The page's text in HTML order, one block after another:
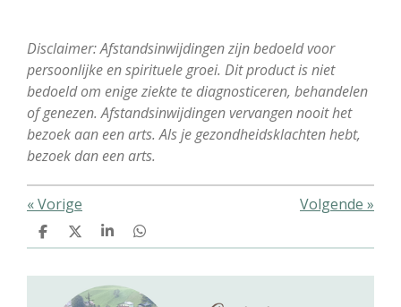
Disclaimer: Afstandsinwijdingen zijn bedoeld voor
persoonlijke en spirituele groei. Dit product is niet
bedoeld om enige ziekte te diagnosticeren, behandelen
of genezen. Afstandsinwijdingen vervangen nooit het
bezoek aan een arts. Als je gezondheidsklachten hebt,
bezoek dan een arts.
«Vorige Volgende »
D
e
e
D
e
l
S
h
r
e
D
e
e
n